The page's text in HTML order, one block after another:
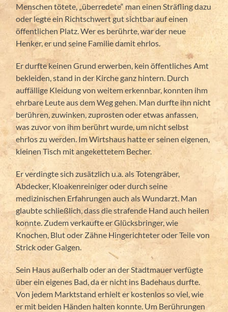
Menschen tötete, „überredete“ man einen Sträfling dazu
oder legte ein Richtschwert gut sichtbar auf einen
öffentlichen Platz. Wer es berührte, war der neue
Henker, er und seine Familie damit ehrlos.
Er durfte keinen Grund erwerben, kein öffentliches Amt
bekleiden, stand in der Kirche ganz hintern. Durch
auffällige Kleidung von weitem erkennbar, konnten ihm
ehrbare Leute aus dem Weg gehen. Man durfte ihn nicht
berühren, zuwinken, zuprosten oder etwas anfassen,
was zuvor von ihm berührt wurde, um nicht selbst
ehrlos zu werden. Im Wirtshaus hatte er seinen eigenen,
kleinen Tisch mit angekettetem Becher.
Er verdingte sich zusätzlich u.a. als Totengräber,
Abdecker, Kloakenreiniger oder durch seine
medizinischen Erfahrungen auch als Wundarzt. Man
glaubte schließlich, dass die strafende Hand auch heilen
konnte. Zudem verkaufte er Glücksbringer, wie
Knochen, Blut oder Zähne Hingerichteter oder Teile von
Strick oder Galgen.
Sein Haus außerhalb oder an der Stadtmauer verfügte
über ein eigenes Bad, da er nicht ins Badehaus durfte.
Von jedem Marktstand erhielt er kostenlos so viel, wie
er mit beiden Händen halten konnte. Um Berührungen